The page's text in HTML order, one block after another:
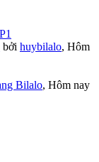
bởi huybilalo, Hôm
Bilalo, Hôm nay